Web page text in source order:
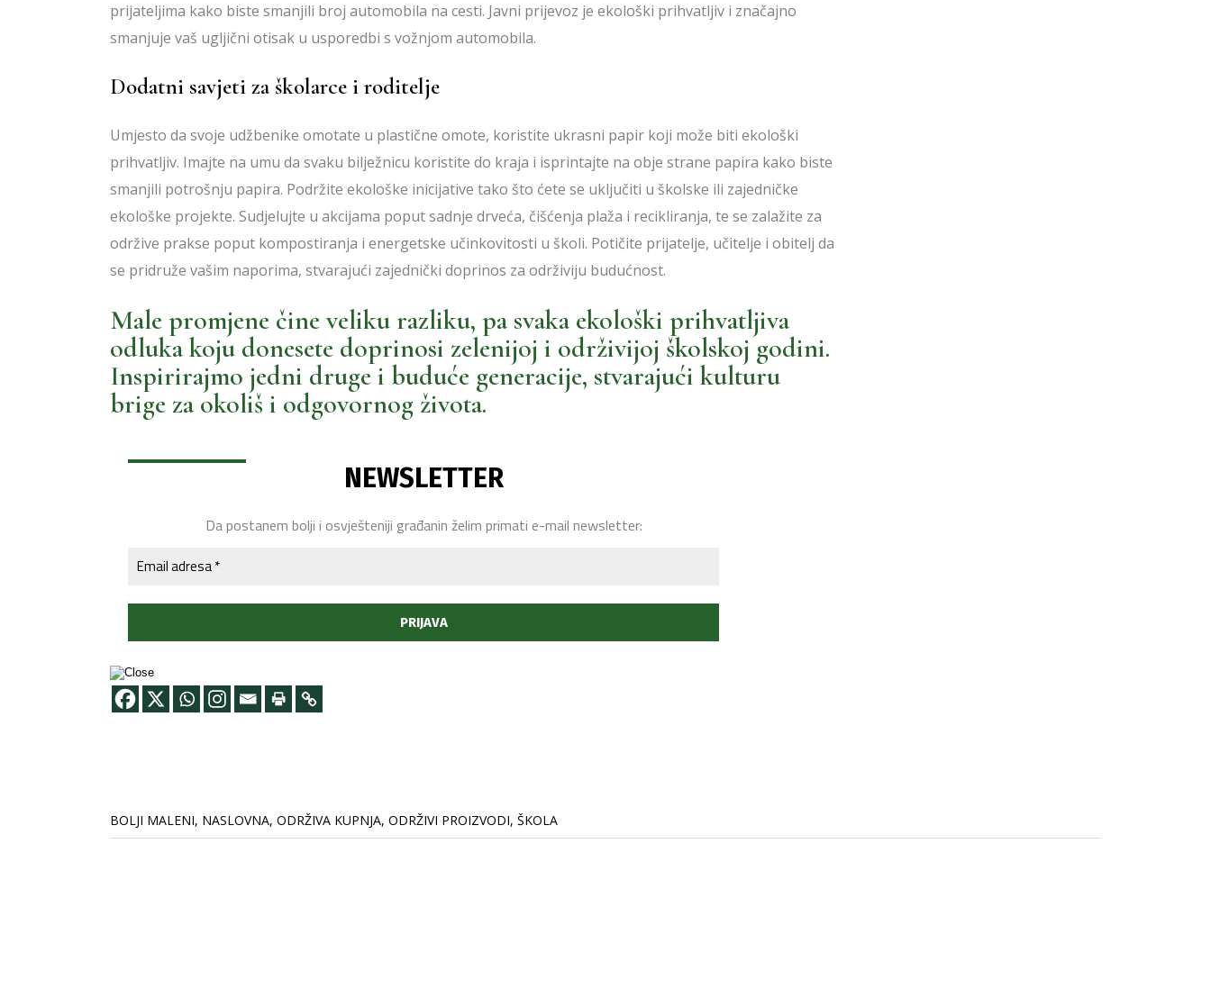
prijateljima kako biste smanjili broj automobila na cesti. Javni prijevoz je ekološki prihvatljiv i značajno
smanjuje vaš ugljični otisak u usporedbi s vožnjom automobila.
Dodatni savjeti za školarce i roditelje
Umjesto da svoje udžbenike omotate u plastične omote, koristite ukrasni papir koji može biti ekološki
prihvatljiv. Imajte na umu da svaku bilježnicu koristite do kraja i isprintajte na obje strane papira kako biste
smanjili potrošnju papira. Podržite ekološke inicijative tako što ćete se uključiti u školske ili zajedničke
ekološke projekte. Sudjelujte u akcijama poput sadnje drveća, čišćenja plaža i recikliranja, te se zalažite za
održive prakse poput kompostiranja i energetske učinkovitosti u školi. Potičite prijatelje, učitelje i obitelj da
se pridruže vašim naporima, stvarajući zajednički doprinos za održiviju budućnost.
Male promjene čine veliku razliku, pa svaka ekološki prihvatljiva
odluka koju donesete doprinosi zelenijoj i održivijoj školskoj godini.
Inspirirajmo jedni druge i buduće generacije, stvarajući kulturu
brige za okoliš i odgovornog života.
NEWSLETTER
Da postanem bolji i osvješteniji građanin želim primati e-mail newsletter:
BOLJI MALENI, NASLOVNA, ODRŽIVA KUPNJA, ODRŽIVI PROIZVODI, ŠKOLA